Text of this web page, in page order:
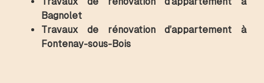
Bagnolet
Travaux de rénovation d’appartement à
Fontenay-sous-Bois